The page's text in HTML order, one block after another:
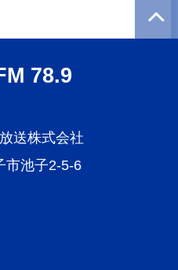
78.9
送株式会社
市池子2-5-6